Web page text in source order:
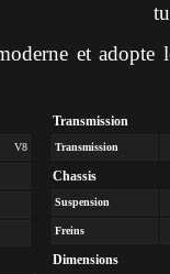
et adopte
V8
Transmission
Transmission
Chassis
Suspension
Freins
Dimensions